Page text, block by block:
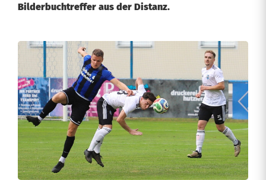
Bilderbuchtreffer aus der Distanz.
p
V
g
g
W